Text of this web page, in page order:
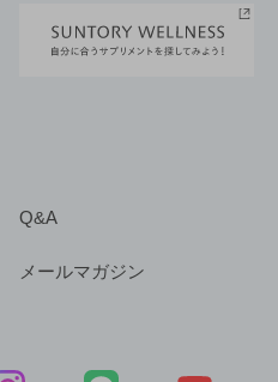
Q&A
メールマガジン